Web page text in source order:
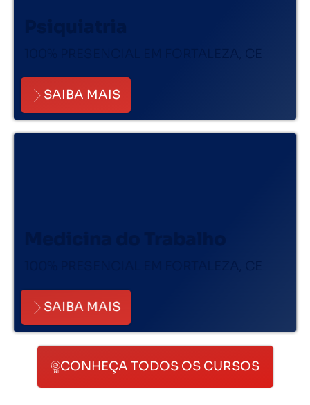
100% PRESENCIAL EM FORTALEZA, CE
SAIBA MAIS
SAIBA MAIS
CONHEÇA TODOS OS CURSOS